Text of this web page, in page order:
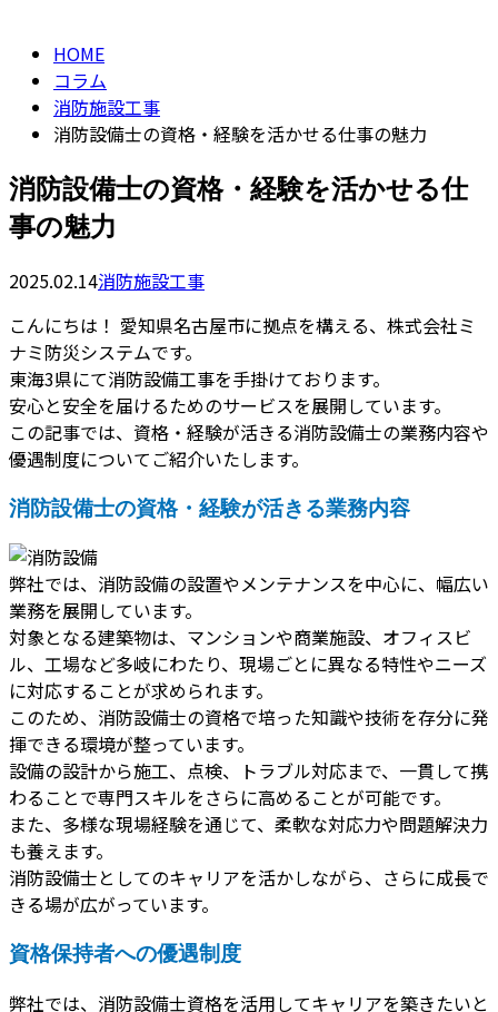
HOME
コラム
消防施設工事
消防設備士の資格・経験を活かせる仕事の魅力
消防設備士の資格・経験を活かせる仕
事の魅力
2025.02.14消防施設工事
こんにちは！ 愛知県名古屋市に拠点を構える、株式会社ミ
ナミ防災システムです。
東海3県にて消防設備工事を手掛けております。
安心と安全を届けるためのサービスを展開しています。
この記事では、資格・経験が活きる消防設備士の業務内容や
優遇制度についてご紹介いたします。
消防設備士の資格・経験が活きる業務内容
弊社では、消防設備の設置やメンテナンスを中心に、幅広い
業務を展開しています。
対象となる建築物は、マンションや商業施設、オフィスビ
ル、工場など多岐にわたり、現場ごとに異なる特性やニーズ
に対応することが求められます。
このため、消防設備士の資格で培った知識や技術を存分に発
揮できる環境が整っています。
設備の設計から施工、点検、トラブル対応まで、一貫して携
わることで専門スキルをさらに高めることが可能です。
また、多様な現場経験を通じて、柔軟な対応力や問題解決力
も養えます。
消防設備士としてのキャリアを活かしながら、さらに成長で
きる場が広がっています。
資格保持者への優遇制度
弊社では、消防設備士資格を活用してキャリアを築きたいと